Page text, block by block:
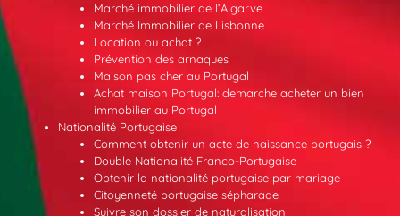
Marché immobilier de l’Algarve
Marché Immobilier de Lisbonne
Location ou achat ?
Prévention des arnaques
Maison pas cher au Portugal
Achat maison Portugal: demarche acheter un bien
immobilier au Portugal
Nationalité Portugaise
Comment obtenir un acte de naissance portugais ?
Double Nationalité Franco-Portugaise
Obtenir la nationalité portugaise par mariage
Citoyenneté portugaise sépharade
Suivre son dossier de naturalisation